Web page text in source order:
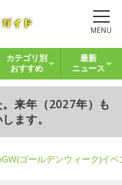
MENU
カテゴリ別
おすすめ
最新
ニュース
来年（2027年）も
ます。
ゴールデンウィーク)イ